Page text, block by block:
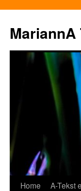
GaHome A-Tekst